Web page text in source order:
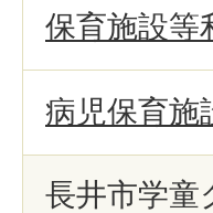
保育施設等
病児保育施
長井市学童